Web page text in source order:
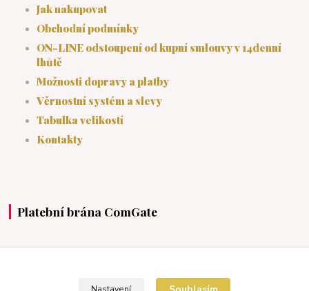
Jak nakupovat
Obchodní podmínky
ON-LINE odstoupení od kupní smlouvy v 14denní
lhůtě
Možnosti dopravy a platby
Věrnostní systém a slevy
Tabulka velikostí
Kontakty
Platební brána ComGate
https://www.comgate.cz/cz/platebni-brana